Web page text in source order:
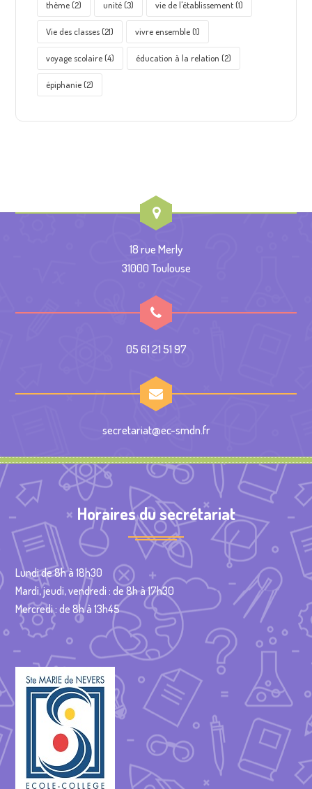
thème(2) unité(3) vie de l'établissement(1)
Vie des classes(21) vivre ensemble(1)
voyage scolaire(4) éducation à la relation (2)
épiphanie(2)
18 rue Merly
31000 Toulouse
05 61 21 51 97
secretariat@ec-smdn.fr
Horaires du secrétariat
Lundi de 8h à 18h30
Mardi, jeudi, vendredi : de 8h à 17h30
Mercredi : de 8h à 13h45